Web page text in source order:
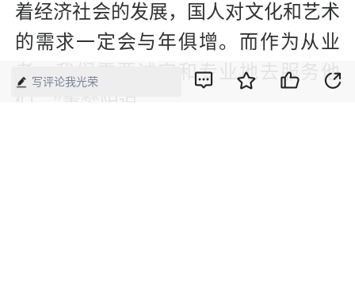
着经济社会的发展，国人对文化和艺术
的需求一定会与年俱增。而作为从业
者，我们需要诚实和专业地去服务他
们。”董梦阳说。
写评论我光荣